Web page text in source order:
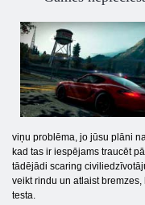
viņu problēma, jo jūsu plāni
kad tas ir iespējams traucēt
tādējādi scaring
veikt rindu un atlaist
testa.